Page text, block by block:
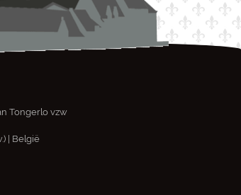
Tongerlo vzw
| België